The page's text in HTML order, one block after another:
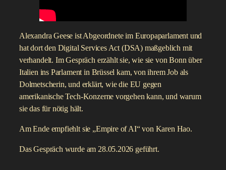
Alexandra Geese ist Abgeordnete im Europaparlament und
hat dort den Digital Services Act (DSA) maßgeblich mit
verhandelt. Im Gespräch erzählt sie, wie sie von Bonn über
Italien ins Parlament in Brüssel kam, von ihrem Job als
Dolmetscherin, und erklärt, wie die EU gegen
amerikanische Tech-Konzerne vorgehen kann, und warum
sie das für nötig hält.
Am Ende empfiehlt sie „Empire of AI“ von Karen Hao.
Das Gespräch wurde am 28.05.2026 geführt.